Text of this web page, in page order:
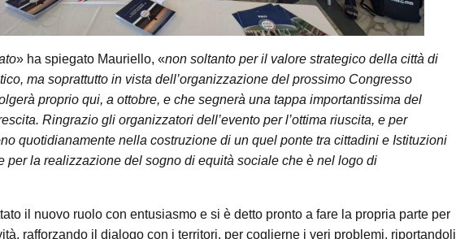
» ha spiegato Mauriello, «non soltanto per il valore strategico della città di
ma soprattutto in vista dell’organizzazione del prossimo Congresso
proprio qui, a ottobre, e che segnerà una tappa importantissima del
Ringrazio gli organizzatori dell’evento per l’ottima riuscita, e per
quotidianamente nella costruzione di un quel ponte tra cittadini e Istituzioni
per la realizzazione del sogno di equità sociale che è nel logo di
il nuovo ruolo con entusiasmo e si è detto pronto a fare la propria parte per
rafforzando il dialogo con i territori, per coglierne i veri problemi, riportandoli